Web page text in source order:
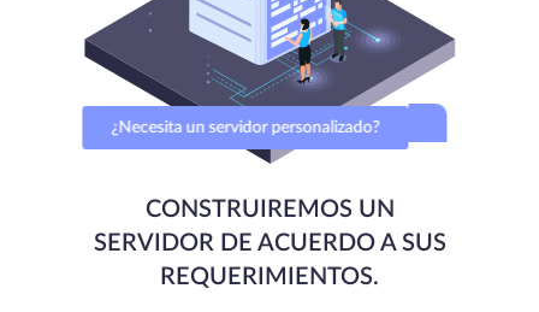
¿Necesita un servidor personalizado?
CONSTRUIREMOS UN
SERVIDOR DE ACUERDO A SUS
REQUERIMIENTOS.